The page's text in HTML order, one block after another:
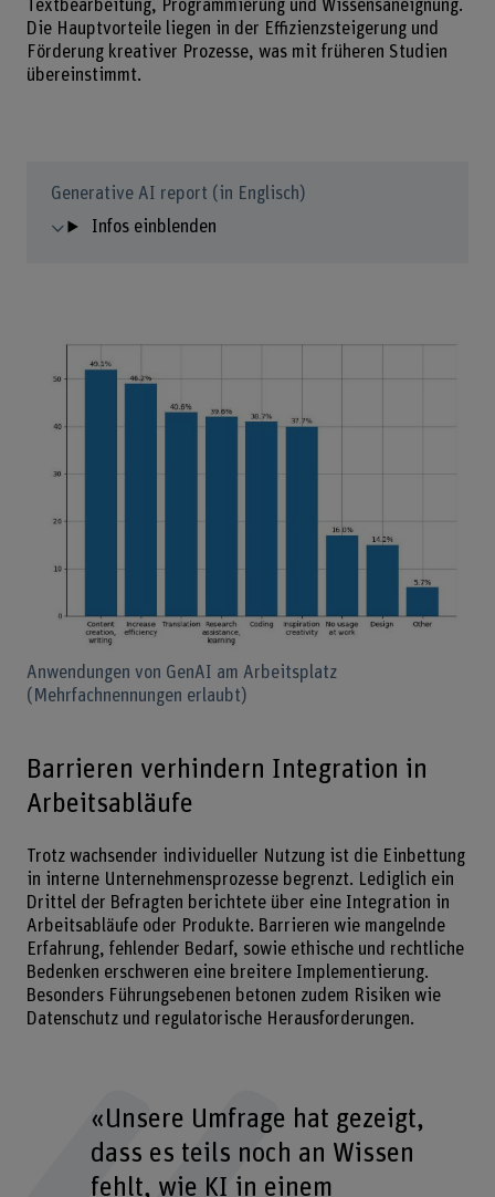
Textbearbeitung, Programmierung und Wissensaneignung.
Die Hauptvorteile liegen in der Effizienzsteigerung und
Förderung kreativer Prozesse, was mit früheren Studien
übereinstimmt.
Generative AI report (in Englisch)
Infos einblenden
Anwendungen von GenAI am Arbeitsplatz
(Mehrfachnennungen erlaubt)
Barrieren verhindern Integration in
Arbeitsabläufe
Trotz wachsender individueller Nutzung ist die Einbettung
in interne Unternehmensprozesse begrenzt. Lediglich ein
Drittel der Befragten berichtete über eine Integration in
Arbeitsabläufe oder Produkte. Barrieren wie mangelnde
Erfahrung, fehlender Bedarf, sowie ethische und rechtliche
Bedenken erschweren eine breitere Implementierung.
Besonders Führungsebenen betonen zudem Risiken wie
Datenschutz und regulatorische Herausforderungen.
«Unsere Umfrage hat gezeigt,
dass es teils noch an Wissen
fehlt, wie KI in einem